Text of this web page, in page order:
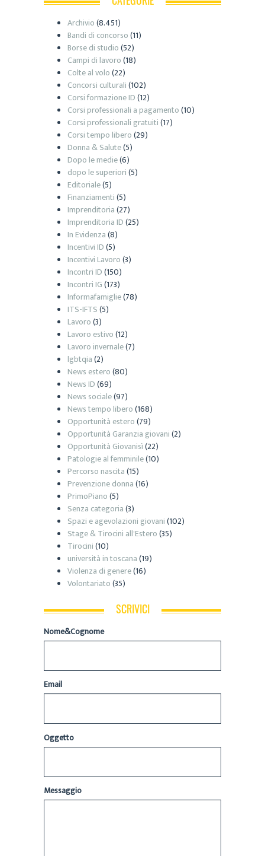
Archivio(8.451)
Bandi di concorso(11)
Borse di studio(52)
Campi di lavoro(18)
Colte al volo(22)
Concorsi culturali(102)
Corsi formazione ID(12)
Corsi professionali a pagamento(10)
Corsi professionali gratuiti(17)
Corsi tempo libero(29)
Donna & Salute(5)
Dopo le medie(6)
dopo le superiori(5)
Editoriale(5)
Finanziamenti(5)
Imprenditoria(27)
Imprenditoria ID(25)
In Evidenza(8)
Incentivi ID(5)
Incentivi Lavoro(3)
Incontri ID(150)
Incontri IG(173)
Informafamiglie(78)
ITS-IFTS(5)
Lavoro(3)
Lavoro estivo(12)
Lavoro invernale(7)
lgbtqia(2)
News estero(80)
News ID(69)
News sociale(97)
News tempo libero(168)
Opportunità estero(79)
Opportunità Garanzia giovani(2)
Opportunità Giovanisì(22)
Patologie al femminile(10)
Percorso nascita(15)
Prevenzione donna(16)
PrimoPiano(5)
Senza categoria(3)
Spazi e agevolazioni giovani(102)
Stage & Tirocini all'Estero(35)
Tirocini(10)
università in toscana(19)
Violenza di genere(16)
Volontariato(35)
SCRIVICI
Nome&Cognome
Email
Oggetto
Messaggio